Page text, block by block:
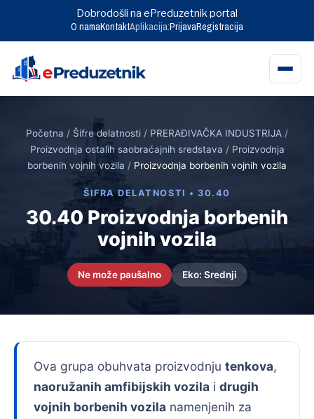
Dobrodošli na ePreduzetnik portal
O namaKontaktAplikacija:PrijavaRegistracija
contentPočetna / Šifre delatnosti / PRERAĐIVAČKA INDUSTRIJA /
Proizvodnja ostalih saobraćajnih sredstava / Proizvodnja
borbenih vojnih vozila / Proizvodnja borbenih vojnih vozila
ŠIFRA DELATNOSTI • 30.40
30.40 Proizvodnja borbenih
vojnih vozila
Ne može paušalno Eko: Srednji
Ova grupa obuhvata proizvodnju tenkova,
naoružanih amfibijskih vozila i drugih
vojnih borbenih vozila namenjenih za